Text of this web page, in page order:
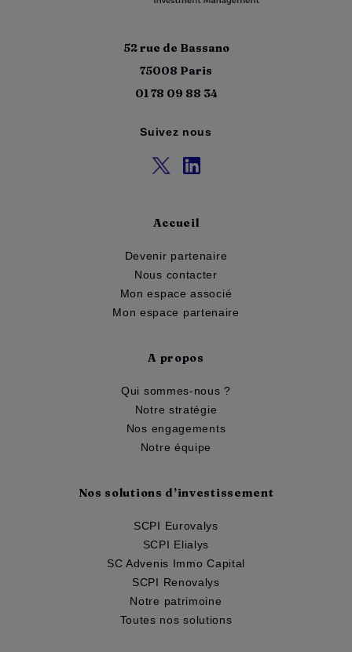
52 rue de Bassano
75008 Paris
01 78 09 88 34
Suivez nous
Accueil
Devenir partenaire
Nous contacter
Mon espace associé
Mon espace partenaire
A propos
Qui sommes-nous ?
Notre stratégie
Nos engagements
Notre équipe
Nos solutions d’investissement
SCPI Eurovalys
SCPI Elialys
SC Advenis Immo Capital
SCPI Renovalys
Notre patrimoine
Toutes nos solutions